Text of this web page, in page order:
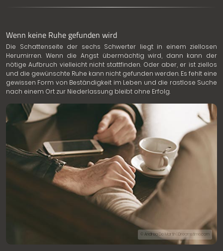
Wenn keine Ruhe gefunden wird
Die Schattenseite der sechs Schwerter liegt in einem ziellosen
Herumirren. Wenn die Angst übermächtig wird, dann kann der
nötige Aufbruch vielleicht nicht stattfinden. Oder aber, er ist ziellos
und die gewünschte Ruhe kann nicht gefunden werden. Es fehlt eine
gewissen Form von Beständigkeit im Leben und die rastlose Suche
nach einem Ort zur Niederlassung bleibt ohne Erfolg.
© Andrea De Martin | Dreamstime.com